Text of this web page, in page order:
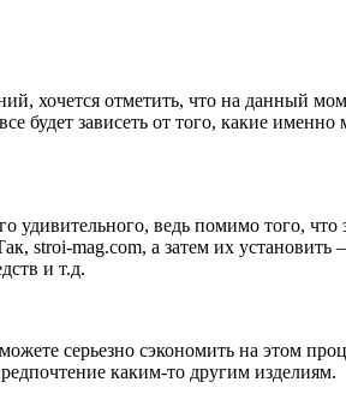
хочется отметить, что на данный
будет зависеть от того, какие
ведь помимо того, что
stroi-mag.com, а затем их установить
и т.д.
серьезно сэкономить на этом
каким-то другим изделиям.